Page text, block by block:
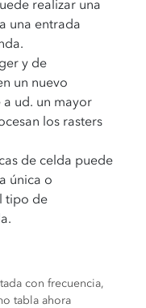
realizar una
una entrada
y de
un nuevo
ud. un mayor
los rasters
de celda puede
única o
tipo de
con frecuencia,
tabla ahora